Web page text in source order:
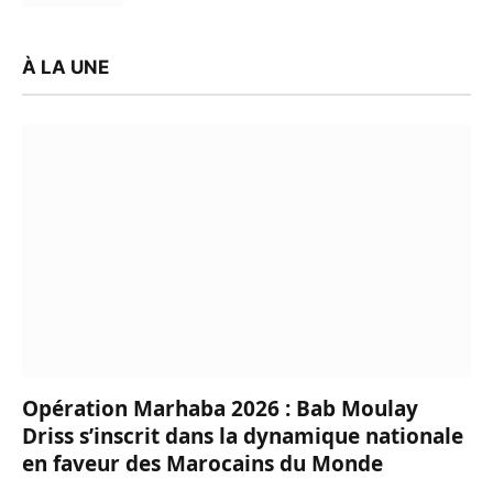
À LA UNE
Opération Marhaba 2026 : Bab Moulay
Driss s’inscrit dans la dynamique nationale
en faveur des Marocains du Monde